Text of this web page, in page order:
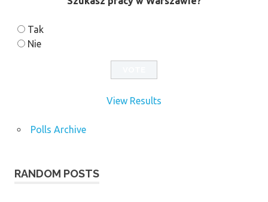
Tak
Nie
View Results
Polls Archive
RANDOM POSTS